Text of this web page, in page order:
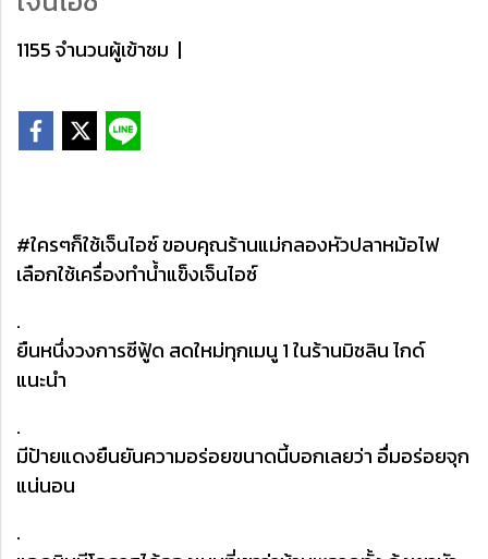
1155 จำนวนผู้เข้าชม |
#ใครๆก็ใช้เจ็นไอซ์ ขอบคุณร้านแม่กลองหัวปลาหม้อไฟ
เลือกใช้เครื่องทำน้ำแข็งเจ็นไอซ์
.
ยืนหนึ่งวงการซีฟู้ด สดใหม่ทุกเมนู 1 ในร้านมิชลิน ไกด์
แนะนำ
.
มีป้ายแดงยืนยันความอร่อยขนาดนี้บอกเลยว่า อื่มอร่อยจุก
แน่นอน
.